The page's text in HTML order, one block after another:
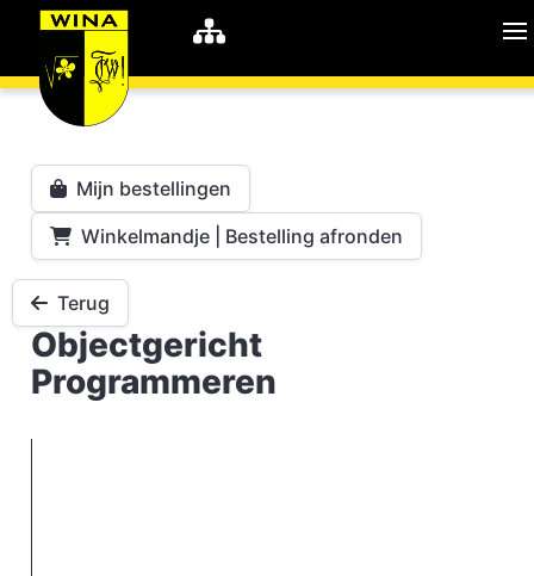
WiNA MyWiNA
Career
Shop
Studie
Schachten
Mijn bestellingen
Winkelmandje | Bestelling afronden
Terug
Objectgericht
Programmeren